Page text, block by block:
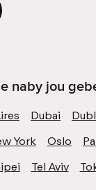
naby jou
Dubai
York Oslo
Tel Aviv